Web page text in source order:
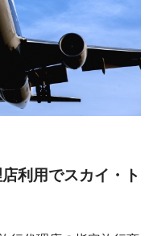
利用でスカイ・ト